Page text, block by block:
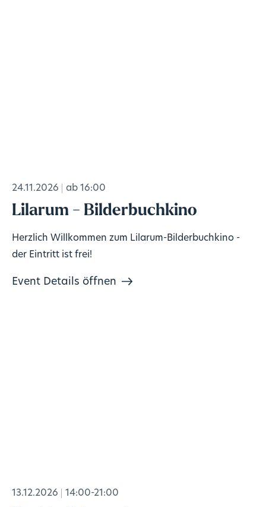
24.11.2026 ab 16:00
Lilarum - Bilderbuchkino
Herzlich Willkommen zum Lilarum-Bilderbuchkino -
der Eintritt ist frei!
Event Details öffnen
13.12.2026 14:00-21:00